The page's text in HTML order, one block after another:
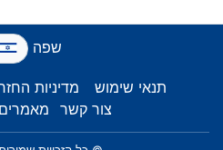
שפה
תנאי שימוש מדיניות
צור קשר
מאמרים